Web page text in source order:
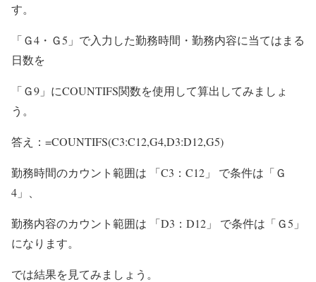
す。
「Ｇ4・Ｇ5」で入力した勤務時間・勤務内容に当てはまる
日数を
「Ｇ9」にCOUNTIFS関数を使用して算出してみましょ
う。
答え：=COUNTIFS(C3:C12,G4,D3:D12,G5)
勤務時間のカウント範囲は 「C3：C12」 で条件は「Ｇ
4」、
勤務内容のカウント範囲は 「D3：D12」 で条件は「Ｇ5」
になります。
では結果を見てみましょう。